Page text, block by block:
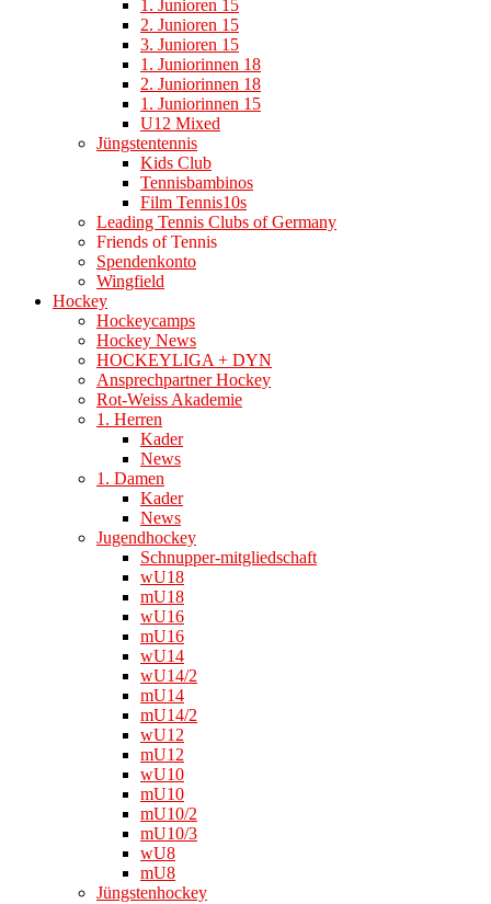
1. Junioren 15
2. Junioren 15
3. Junioren 15
1. Juniorinnen 18
2. Juniorinnen 18
1. Juniorinnen 15
U12 Mixed
Jüngstentennis
Kids Club
Tennisbambinos
Film Tennis10s
Leading Tennis Clubs of Germany
Friends of Tennis
Spendenkonto
Wingfield
Hockey
Hockeycamps
Hockey News
HOCKEYLIGA + DYN
Ansprechpartner Hockey
Rot-Weiss Akademie
1. Herren
Kader
News
1. Damen
Kader
News
Jugendhockey
Schnupper-mitgliedschaft
wU18
mU18
wU16
mU16
wU14
wU14/2
mU14
mU14/2
wU12
mU12
wU10
mU10
mU10/2
mU10/3
wU8
mU8
Jüngstenhockey